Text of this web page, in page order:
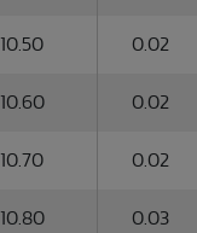
10.50 0.02
10.60 0.02
10.70 0.02
10.80 0.03